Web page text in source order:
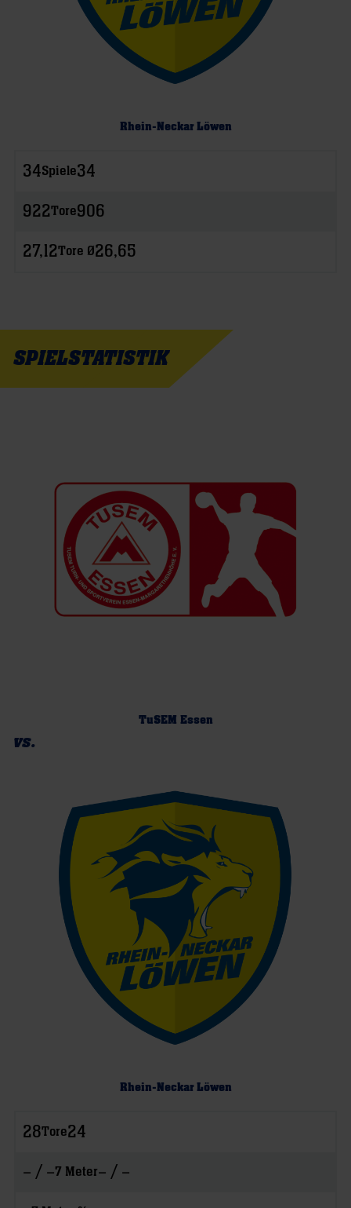
Rhein-Neckar Löwen
34Spiele34
922Tore906
27,12Tore Ø26,65
SPIELSTATISTIK
TuSEM Essen
vs.
Rhein-Neckar Löwen
28Tore24
– / –7 Meter– / –